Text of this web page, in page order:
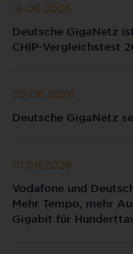
18.06.2026
Deutsche GigaNetz
CHIP-Vergleichstest
02.06.2026
Deutsche GigaNetz
01.06.2026
Vodafone und
Mehr Tempo, mehr
Gigabit für